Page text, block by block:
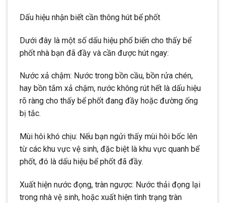
Dấu hiệu nhận biết cần thông hút bể phốt
Dưới đây là một số dấu hiệu phổ biến cho thấy bể
phốt nhà bạn đã đầy và cần được hút ngay:
Nước xả chậm: Nước trong bồn cầu, bồn rửa chén,
hay bồn tắm xả chậm, nước không rút hết là dấu hiệu
rõ ràng cho thấy bể phốt đang đầy hoặc đường ống
bị tắc.
Mùi hôi khó chịu: Nếu bạn ngửi thấy mùi hôi bốc lên
từ các khu vực vệ sinh, đặc biệt là khu vực quanh bể
phốt, đó là dấu hiệu bể phốt đã đầy.
Xuất hiện nước đọng, tràn ngược: Nước thải đọng lại
trong nhà vệ sinh, hoặc xuất hiện tình trạng tràn